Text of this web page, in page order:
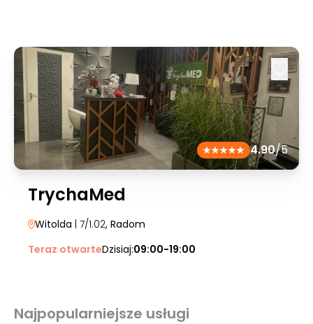
4.90/5
TrychaMed
Witolda | 7/1.02, Radom
Teraz otwarteDzisiaj:09:00-19:00
Najpopularniejsze usługi